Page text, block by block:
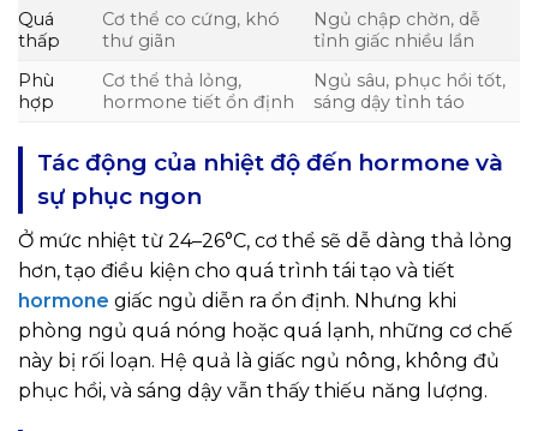
Quá
thấp
Cơ thể co cứng, khó
thư giãn
Ngủ chập chờn, dễ
tỉnh giấc nhiều lần
Phù
hợp
Cơ thể thả lỏng,
hormone tiết ổn định
Ngủ sâu, phục hồi tốt,
sáng dậy tỉnh táo
Tác động của nhiệt độ đến hormone và
sự phục ngon
Ở mức nhiệt từ 24–26°C, cơ thể sẽ dễ dàng thả lỏng
hơn, tạo điều kiện cho quá trình tái tạo và tiết
hormone giấc ngủ diễn ra ổn định. Nhưng khi
phòng ngủ quá nóng hoặc quá lạnh, những cơ chế
này bị rối loạn. Hệ quả là giấc ngủ nông, không đủ
phục hồi, và sáng dậy vẫn thấy thiếu năng lượng.